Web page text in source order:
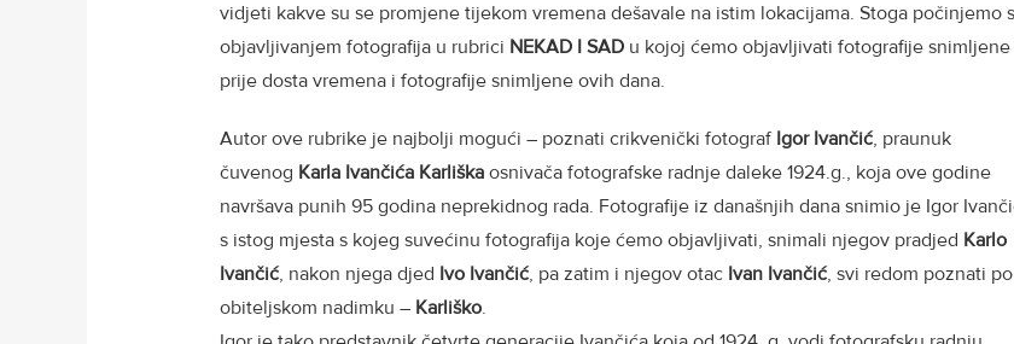
vidjeti kakve su se promjene tijekom vremena dešavale na istim lokacijama. Stoga počinjemo s
objavljivanjem fotografija u rubrici NEKAD I SAD u kojoj ćemo objavljivati fotografije snimljene
prije dosta vremena i fotografije snimljene ovih dana.
Autor ove rubrike je najbolji mogući – poznati crikvenički fotograf Igor Ivančić, praunuk
čuvenog Karla Ivančića Karliška osnivača fotografske radnje daleke 1924.g., koja ove godine
navršava punih 95 godina neprekidnog rada. Fotografije iz današnjih dana snimio je Igor
s istog mjesta s kojeg suvećinu fotografija koje ćemo objavljivati, snimali njegov pradjed Karlo
Ivančić, nakon njega djed Ivo Ivančić, pa zatim i njegov otac Ivan Ivančić, svi redom poznati po
obiteljskom nadimku – Karliško.